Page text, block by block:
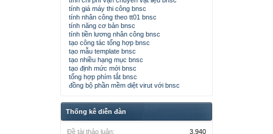
tính giá máy thi công bnsc
tính nhân công theo tt01 bnsc
tính năng cơ bản bnsc
tính tiền lương nhân công bnsc
tạo công tác tổng hợp bnsc
tạo mẫu template bnsc
tạo nhiều hạng mục bnsc
tạo định mức mới bnsc
tổng hợp phím tắt bnsc
đồng bộ phần mềm diệt virut với bnsc
Thống kê diễn đàn
Đề tài thảo luận: 3,940